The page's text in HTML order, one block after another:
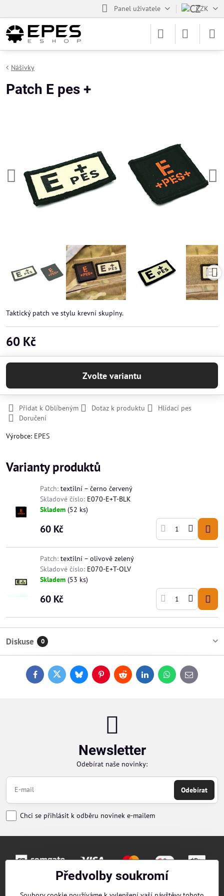
Panel uživatele CZK
Nášivky
Patch E pes +
Taktický patch ve stylu krevní skupiny.
60 Kč
Zvolte variantu
Přidat k Oblíbeným Dotaz k produktu
Hlídací pes
Doručení
Výrobce: EPES
Varianty produktů
Patch: textilní – černo červený
Skladové číslo: E070-E+T-BLK
Skladem (52 ks)
60 Kč
Patch: textilní – olivově zelený
Skladové číslo: E070-E+T-OLV
Skladem (53 ks)
60 Kč
Diskuse 0
FacebookTwitterBlueskyPinterestReddit LinkedInWhatsApp
E-
mail
Newsletter
Odebírat naše novinky:
Odebírat
Chci se přihlásit k odběru novinek e-mailem
Předvolby soukromí